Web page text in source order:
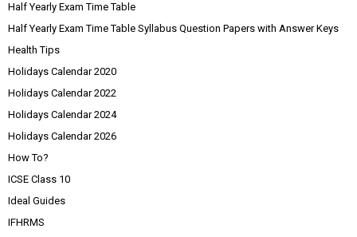
Half Yearly Exam Time Table
Half Yearly Exam Time Table Syllabus Question Papers with Answer Keys
Health Tips
Holidays Calendar 2020
Holidays Calendar 2022
Holidays Calendar 2024
Holidays Calendar 2026
How To?
ICSE Class 10
Ideal Guides
IFHRMS